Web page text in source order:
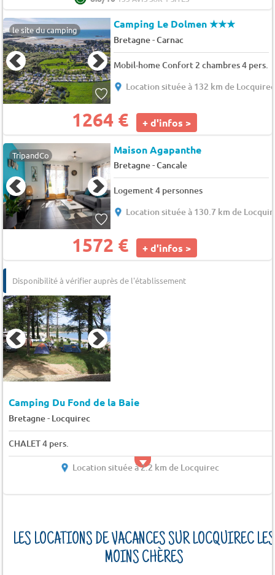
le site du camping Camping Le Dolmen★★★
Bretagne-Carnac
Mobil-home Confort 2 chambres 4 pers.
Location située à 132 km de Locquirec
1264 € + d'infos >
TripandCo Maison Agapanthe
Bretagne-Cancale
Logement 4 personnes
Location située à 130.7 km de
1572 € + d'infos >
Disponibilité à vérifier auprès de l'établissement
Camping Du Fond de la Baie
Bretagne- Locquirec
CHALET 4 pers.
Location située à 2.2 km de Locquirec
LES LOCATIONS DE VACANCES SUR LOCQUIREC LES
MOINS CHÈRES